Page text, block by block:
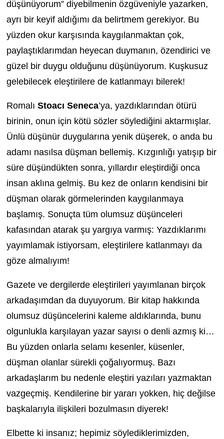
düşünüyorum” diyebilmenin özgüveniyle yazarken,
ayrı bir keyif aldığımı da belirtmem gerekiyor. Bu
yüzden okur karşısında kaygılanmaktan çok,
paylaştıklarımdan heyecan duymanın, özendirici ve
güzel bir duygu olduğunu düşünüyorum. Kuşkusuz
gelebilecek eleştirilere de katlanmayı bilerek!
Romalı Stoacı Seneca’ya, yazdıklarından ötürü
birinin, onun için kötü sözler söylediğini aktarmışlar.
Ünlü düşünür duygularına yenik düşerek, o anda bu
adamı nasılsa düşman bellemiş. Kızgınlığı yatışıp bir
süre düşündükten sonra, yıllardır eleştirdiği onca
insan aklına gelmiş. Bu kez de onların kendisini bir
düşman olarak görmelerinden kaygılanmaya
başlamış. Sonuçta tüm olumsuz düşünceleri
kafasından atarak şu yargıya varmış: Yazdıklarımı
yayımlamak istiyorsam, eleştirilere katlanmayı da
göze almalıyım!
Gazete ve dergilerde eleştirileri yayımlanan birçok
arkadaşımdan da duyuyorum. Bir kitap hakkında
olumsuz düşüncelerini kaleme aldıklarında, bunu
olgunlukla karşılayan yazar sayısı o denli azmış ki…
Bu yüzden onlarla selamı kesenler, küsenler,
düşman olanlar sürekli çoğalıyormuş. Bazı
arkadaşlarım bu nedenle eleştiri yazıları yazmaktan
vazgeçmiş. Kendilerine bir yararı yokken, hiç değilse
başkalarıyla ilişkileri bozulmasın diyerek!
Elbette ki insanız; hepimiz söylediklerimizden,